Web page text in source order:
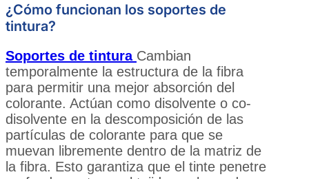
¿Cómo funcionan los soportes de
tintura?
Soportes de tintura Cambian
temporalmente la estructura de la fibra
para permitir una mejor absorción del
colorante. Actúan como disolvente o co-
disolvente en la descomposición de las
partículas de colorante para que se
muevan libremente dentro de la matriz de
la fibra. Esto garantiza que el tinte penetre